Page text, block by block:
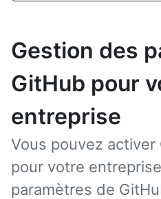
Gestion des
GitHub pour
entreprise
Vous pouvez activer
pour votre
paramètres de